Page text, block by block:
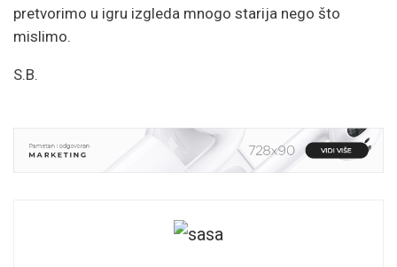
pretvorimo u igru izgleda mnogo starija nego što
mislimo.
S.B.